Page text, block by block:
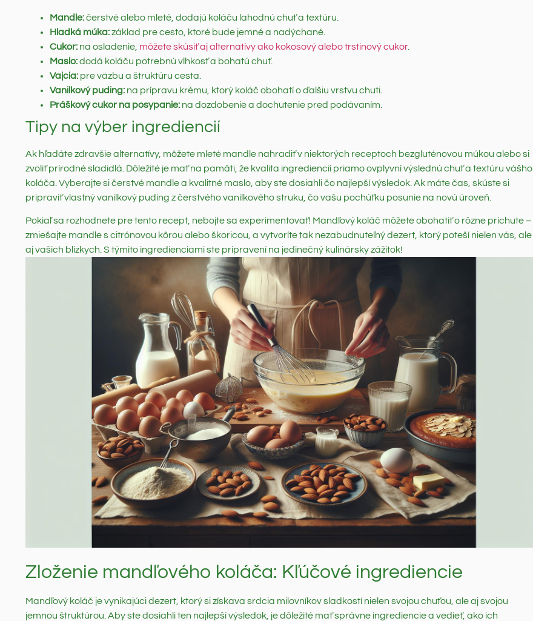
Mandle:čerstvé alebo mleté, dodajú koláču lahodnú chuť a textúru.
Hladká múka:základ pre cesto, ktoré bude jemné a nadýchané.
Cukor: na osladenie, môžete skúsiť aj alternatívy ako kokosový alebo trstinový cukor.
Maslo:dodá koláču potrebnú vlhkosť a bohatú chuť.
Vajcia: pre väzbu a štruktúru cesta.
Vanilkový puding: na prípravu krému, ktorý koláč obohatí o ďalšiu vrstvu chuti.
Práškový cukor na posypanie: na dozdobenie a dochutenie pred podávaním.
Tipy na výber ingrediencií
Ak hľadáte zdravšie alternatívy, môžete mleté mandle nahradiť v niektorých receptoch bezgluténovou múkou alebo si
zvoliť prírodné sladidlá. Dôležité je mať na pamäti, že kvalita ingrediencií priamo ovplyvní výslednú chuť a textúru vášho
koláča. Vyberajte si čerstvé mandle a kvalitné maslo, aby ste dosiahli čo najlepší výsledok. Ak máte čas, skúste si
pripraviť vlastný vanilkový puding z čerstvého vanilkového struku, čo vašu pochúťku posunie na novú úroveň.
Pokiaľ sa rozhodnete pre tento recept, nebojte sa experimentovať! Mandľový koláč môžete obohatiť o rôzne príchute –
zmiešajte mandle s citrónovou kôrou alebo škoricou, a vytvoríte tak nezabudnuteľný dezert, ktorý poteší nielen vás, ale
aj vašich blízkych. S týmito ingredienciami ste pripravení na jedinečný kulinársky zážitok!
Zloženie mandľového koláča: Kľúčové ingrediencie
Mandľový koláč je vynikajúci dezert, ktorý si získava srdcia milovníkov sladkostí nielen svojou chuťou, ale aj svojou
jemnou štruktúrou. Aby ste dosiahli ten najlepší výsledok, je dôležité mať správne ingrediencie a vedieť, ako ich